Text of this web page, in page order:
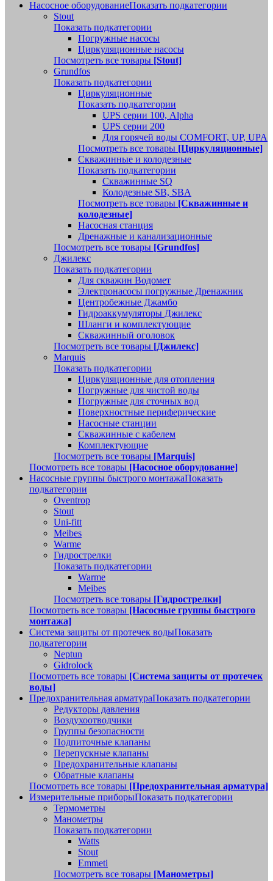
Насосное оборудованиеПоказать подкатегории
Stout
Показать подкатегории
Погружные насосы
Циркуляционные насосы
Посмотреть все товары [Stout]
Grundfos
Показать подкатегории
Циркуляционные
Показать подкатегории
UPS серии 100, Alpha
UPS серии 200
Для горячей воды COMFORT, UP, UPA
Посмотреть все товары [Циркуляционные]
Скважинные и колодезные
Показать подкатегории
Скважинные SQ
Колодезные SB, SBA
Посмотреть все товары [Скважинные и
колодезные]
Насосная станция
Дренажные и канализационные
Посмотреть все товары [Grundfos]
Джилекс
Показать подкатегории
Для скважин Водомет
Электронасосы погружные Дренажник
Центробежные Джамбо
Гидроаккумуляторы Джилекс
Шланги и комплектующие
Скважинный оголовок
Посмотреть все товары [Джилекс]
Marquis
Показать подкатегории
Циркуляционные для отопления
Погружные для чистой воды
Погружные для сточных вод
Поверхностные периферические
Насосные станции
Скважинные с кабелем
Комплектующие
Посмотреть все товары [Marquis]
Посмотреть все товары [Насосное оборудование]
Насосные группы быстрого монтажаПоказать
подкатегории
Oventrop
Stout
Uni-fitt
Meibes
Warme
Гидрострелки
Показать подкатегории
Warme
Meibes
Посмотреть все товары [Гидрострелки]
Посмотреть все товары [Насосные группы быстрого
монтажа]
Система защиты от протечек водыПоказать
подкатегории
Neptun
Gidrolock
Посмотреть все товары [Система защиты от протечек
воды]
Предохранительная арматураПоказать подкатегории
Редукторы давления
Воздухоотводчики
Группы безопасности
Подпиточные клапаны
Перепускные клапаны
Предохранительные клапаны
Обратные клапаны
Посмотреть все товары [Предохранительная арматура]
Измерительные приборыПоказать подкатегории
Термометры
Манометры
Показать подкатегории
Watts
Stout
Emmeti
Посмотреть все товары [Манометры]